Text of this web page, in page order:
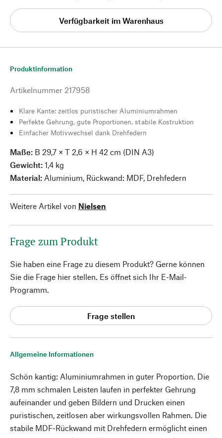
Verfügbarkeit im Warenhaus
Allgemeine Informationen
Schön kantig: Aluminiumrahmen in guter Proportion. Die
7,8 mm schmalen Leisten laufen in perfekter Gehrung
aufeinander und geben Bildern und Drucken einen
puristischen, zeitlosen aber wirkungsvollen Rahmen. Die
stabile MDF-Rückwand mit Drehfedern ermöglicht einen
Produktinformation
Artikelnummer 217958
Klare Kante: zeitlos puristischer Aluminiumrahmen
Perfekte Gehrung, gute Proportionen, stabile Kostruktion
Einfacher Motivwechsel dank Drehfedern
Maße: B 29,7 × T 2,6 × H 42 cm (DIN A3)
Gewicht: 1,4 kg
Material: Aluminium, Rückwand: MDF, Drehfedern
Weitere Artikel von Nielsen
Frage zum Produkt
Sie haben eine Frage zu diesem Produkt? Gerne können
Sie die Frage hier stellen. Es öffnet sich Ihr E-Mail-
Programm.
Frage stellen